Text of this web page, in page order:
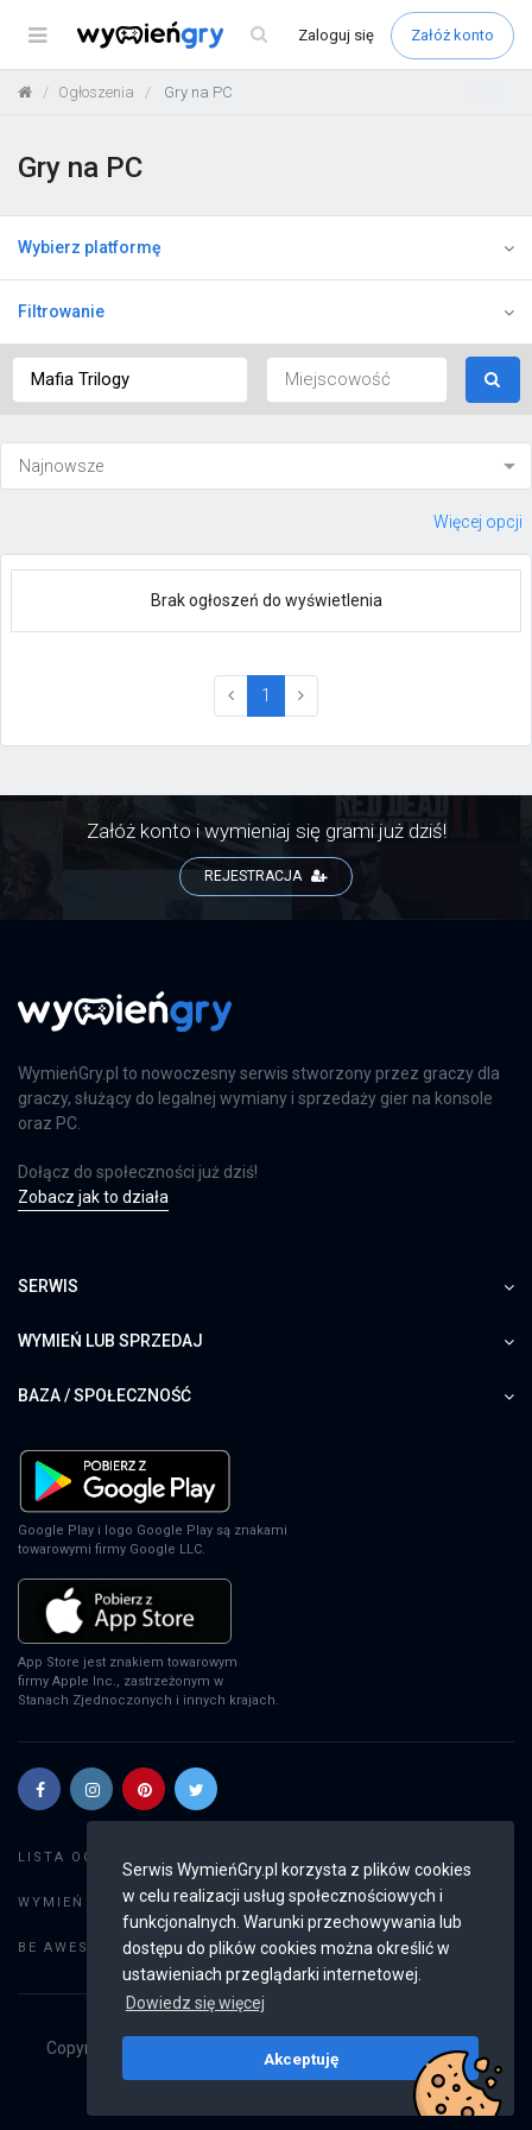
Serwis WymieńGry.pl korzysta z plików cookies
w celu realizacji usług społecznościowych i
funkcjonalnych. Warunki przechowywania lub
dostępu do plików cookies można określić w
ustawieniach przeglądarki internetowej.
Dowiedz się więcej
Akceptuję
Menu Zaloguj się Załóż konto
Ogłoszenia Gry na PC
Gry na PC
Wybierz platformę
Filtrowanie
Więcej opcji
Brak ogłoszeń do wyświetlenia
1 (current)
Załóż konto i wymieniaj się grami już dziś!
REJESTRACJA
WymieńGry.pl to nowoczesny serwis stworzony przez graczy dla
graczy, służący do legalnej wymiany i sprzedaży gier na konsole
oraz PC.
Dołącz do społeczności już dziś!
Zobacz jak to działa
SERWIS
WYMIEŃ LUB SPRZEDAJ
BAZA / SPOŁECZNOŚĆ
Google Play i logo Google Play są znakami
towarowymi firmy Google LLC.
App Store jest znakiem towarowym
firmy Apple Inc., zastrzeżonym w
Stanach Zjednoczonych i innych krajach.
LISTA OGŁOSZEŃ:
WYMIEŃ GRY: Dodaj ogłoszenie
BE AWESOME: Weryfikacja konta
Copyright © 2019 - 2026
Wszystkie prawa
v2.8.4